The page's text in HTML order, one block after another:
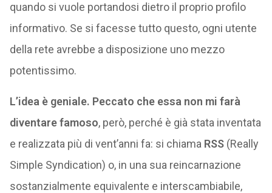
quando si vuole portandosi dietro il proprio profilo
informativo. Se si facesse tutto questo, ogni utente
della rete avrebbe a disposizione uno mezzo
potentissimo.
L’idea è geniale. Peccato che essa non mi farà
diventare famoso, però, perché è già stata inventata
e realizzata più di vent’anni fa: si chiama RSS(Really
Simple Syndication) o, in una sua reincarnazione
sostanzialmente equivalente e interscambiabile,